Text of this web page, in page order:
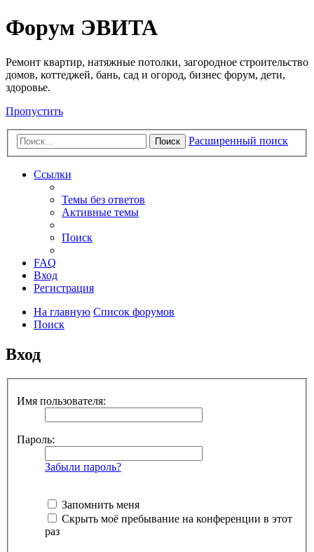
Регистрация
Форум ЭВИТА
Ремонт квартир, натяжные потолки, загородное строительство
домов, коттеджей, бань, сад и огород, бизнес форум, дети,
здоровье.
Пропустить
Поиск Расширенный поиск
Ссылки
Темы без ответов
Активные темы
Поиск
FAQ
Вход
Регистрация
На главную Список форумов
Поиск
Вход
Имя пользователя:
Пароль:
Забыли пароль?
Запомнить меня
Скрыть моё пребывание на конференции в этот
раз